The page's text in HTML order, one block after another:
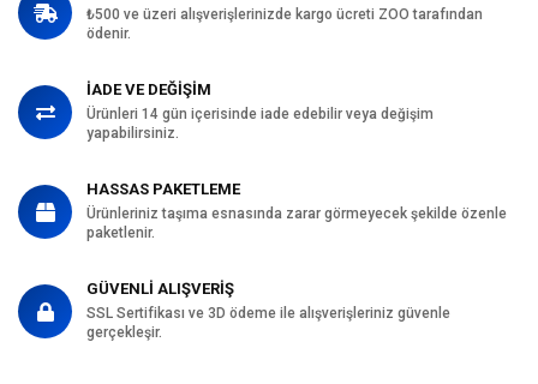
₺500 ve üzeri alışverişlerinizde kargo ücreti ZOO tarafından
ödenir.
İADE VE DEĞİŞİM
Ürünleri 14 gün içerisinde iade edebilir veya değişim
yapabilirsiniz.
HASSAS PAKETLEME
Ürünleriniz taşıma esnasında zarar görmeyecek şekilde özenle
paketlenir.
GÜVENLİ ALIŞVERİŞ
SSL Sertifikası ve 3D ödeme ile alışverişleriniz güvenle
gerçekleşir.